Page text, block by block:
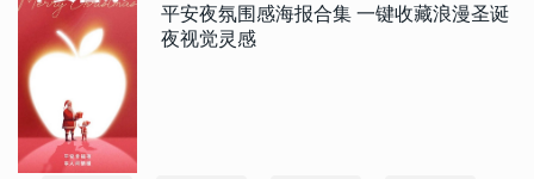
平安夜氛围感海报合集 一键收藏浪漫圣诞
夜视觉灵感